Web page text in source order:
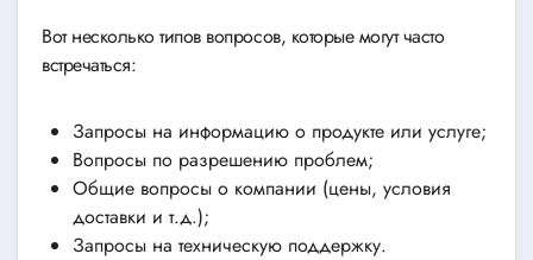
Вот несколько типов вопросов, которые могут часто
встречаться:
Запросы на информацию о продукте или услуге;
Вопросы по разрешению проблем;
Общие вопросы о компании (цены, условия
доставки и т.д.);
Запросы на техническую поддержку.